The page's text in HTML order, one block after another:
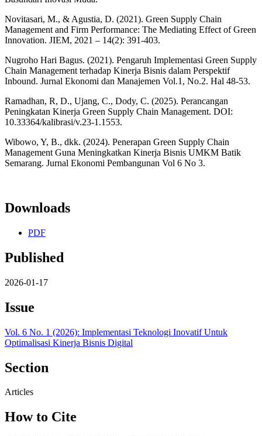
Novitasari, M., & Agustia, D. (2021). Green Supply Chain
Management and Firm Performance: The Mediating Effect of Green
Innovation. JIEM, 2021 – 14(2): 391-403.
Nugroho Hari Bagus. (2021). Pengaruh Implementasi Green Supply
Chain Management terhadap Kinerja Bisnis dalam Perspektif
Inbound. Jurnal Ekonomi dan Manajemen Vol.1, No.2. Hal 48-53.
Ramadhan, R, D., Ujang, C., Dody, C. (2025). Perancangan
Peningkatan Kinerja Green Supply Chain Management. DOI:
10.33364/kalibrasi/v.23-1.1553.
Wibowo, Y, B., dkk. (2024). Penerapan Green Supply Chain
Management Guna Meningkatkan Kinerja Bisnis UMKM Batik
Semarang. Jurnal Ekonomi Pembangunan Vol 6 No 3.
Downloads
PDF
Published
2026-01-17
Issue
Vol. 6 No. 1 (2026): Implementasi Teknologi Inovatif Untuk
Optimalisasi Kinerja Bisnis Digital
Section
Articles
How to Cite